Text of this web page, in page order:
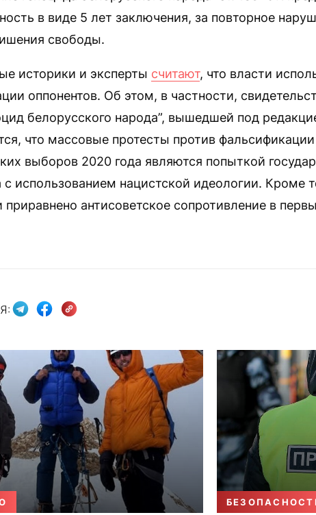
в виде 5 лет заключения, за повторное
свободы.
историки и эксперты считают, что власти
оппонентов. Об этом, в частности,
белорусского народа”, вышедшей под
что массовые протесты против фальсификации
выборов 2020 года являются попыткой
с использованием нацистской идеологии. Кроме
приравнено антисоветское сопротивление в